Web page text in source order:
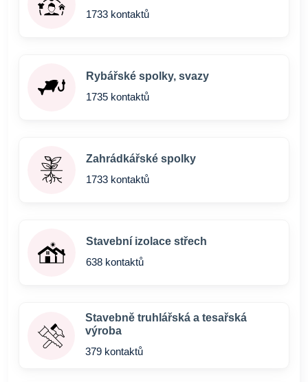
1733 kontaktů
Rybářské spolky, svazy
1735 kontaktů
Zahrádkářské spolky
1733 kontaktů
Stavební izolace střech
638 kontaktů
Stavebně truhlářská a tesařská
výroba
379 kontaktů